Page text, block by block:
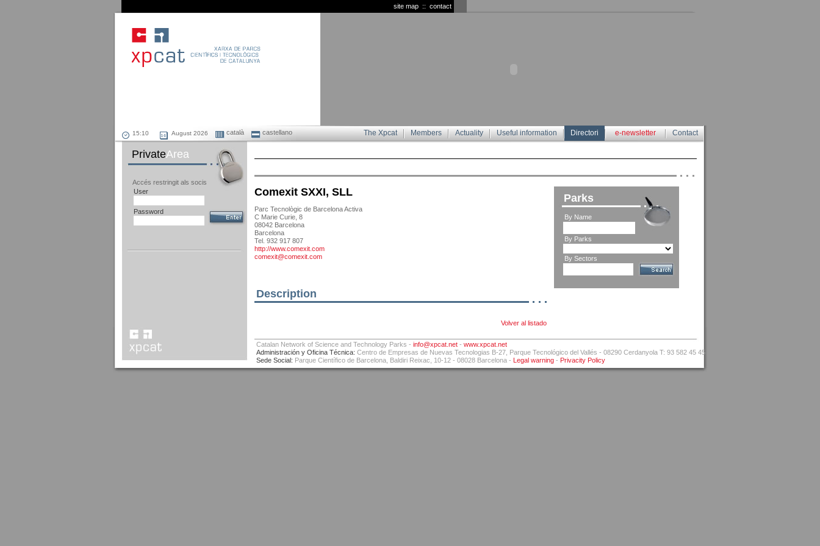
contact
::
site map
August 2026 català castellano Contact
e-newsletter
Directori
Useful information
Actuality
Members
The Xpcat
PrivateArea
Accés restringit als socis
User
Password
Comexit SXXI, SLL
Parc Tecnològic de Barcelona Activa
C Marie Curie, 8
08042 Barcelona
Barcelona
Tel. 932 917 807
http://www.comexit.com
comexit@comexit.com
Description
Volver al listado
Parks
By Name
By Parks
By Sectors
Catalan Network of Science and Technology Parks - info@xpcat.net - www.xpcat.net
Administración y Oficina Técnica: Centro de Empresas de Nuevas Tecnologias B-27, Parque Tecnológico del Vallés - 08290 Cerdanyola T: 93 582 45 45
Sede Social: Parque Científico de Barcelona, Baldiri Reixac, 10-12 - 08028 Barcelona - Legal warning - Privacity Policy